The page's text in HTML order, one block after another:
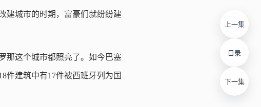
上一集
目录
下一集
建城市的时期，富豪们就纷纷建
那这个城市都照亮了。 如今巴塞
件建筑中有17件被西班牙列为国